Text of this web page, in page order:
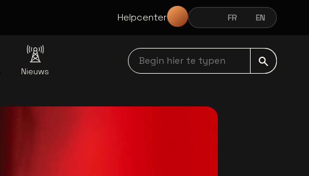
Helpcenter NEDERLANDSFRANÇAIS
FR ENGLISH
EN
Nieuws
Begin hier te typen navbar